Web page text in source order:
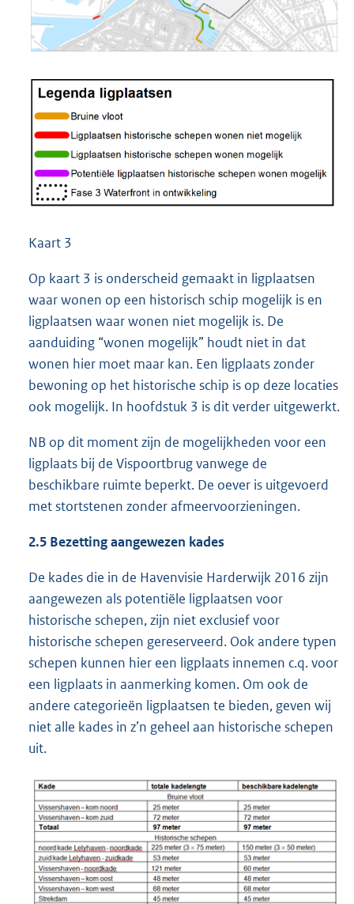
Kaart 3
Op kaart 3 is onderscheid gemaakt in ligplaatsen
waar wonen op een historisch schip mogelijk is en
ligplaatsen waar wonen niet mogelijk is. De
aanduiding “wonen mogelijk” houdt niet in dat
wonen hier moet maar kan. Een ligplaats zonder
bewoning op het historische schip is op deze locaties
ook mogelijk. In hoofdstuk 3 is dit verder uitgewerkt.
NB op dit moment zijn de mogelijkheden voor een
ligplaats bij de Vispoortbrug vanwege de
beschikbare ruimte beperkt. De oever is uitgevoerd
met stortstenen zonder afmeervoorzieningen.
2.5 Bezetting aangewezen kades
De kades die in de Havenvisie Harderwijk 2016 zijn
aangewezen als potentiële ligplaatsen voor
historische schepen, zijn niet exclusief voor
historische schepen gereserveerd. Ook andere typen
schepen kunnen hier een ligplaats innemen c.q. voor
een ligplaats in aanmerking komen. Om ook de
andere categorieën ligplaatsen te bieden, geven wij
niet alle kades in z’n geheel aan historische schepen
uit.